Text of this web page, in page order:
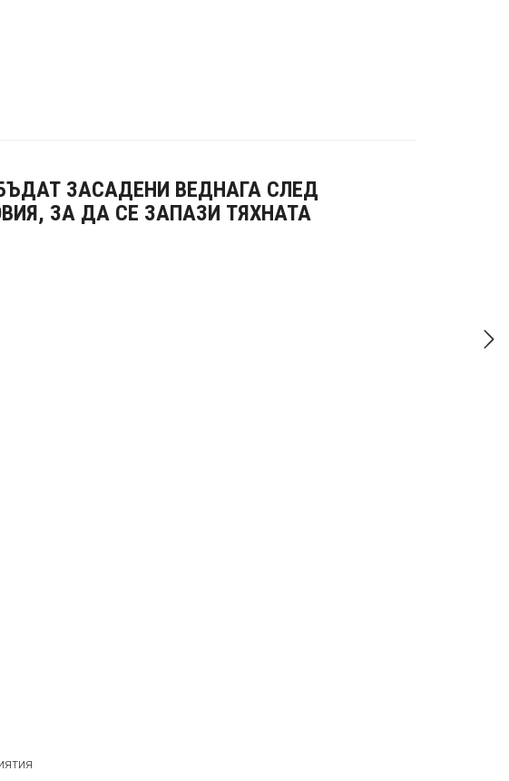
ЗАСАДЕНИ ВЕДНАГА СЛЕД
ЗА ДА СЕ ЗАПАЗИ ТЯХНАТА